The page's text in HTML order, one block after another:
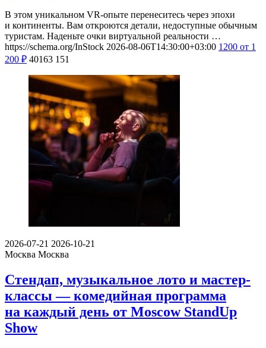
В этом уникальном VR-опыте перенеситесь через эпохи
и континенты. Вам откроются детали, недоступные обычным
туристам. Наденьте очки виртуальной реальности …
https://schema.org/InStock 2026-08-06T14:30:00+03:00 1200 от 1
200 ₽ 40163 151
2026-07-21 2026-10-21
Москва Москва
Стендап, музыкальное лото и мастер-
классы — комедийная программа
на каждый день от Moscow StandUp
Show